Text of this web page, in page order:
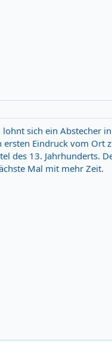
sich ein Abstecher
Eindruck vom Ort
des 13.
Mal mit mehr Zeit.